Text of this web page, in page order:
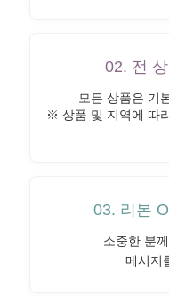
02. 전
모든 상품은 기
※ 상품 및 지역에 따
03. 리본
소중한 분
메시지